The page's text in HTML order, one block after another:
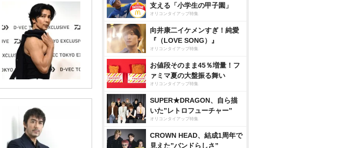
支える「小学生の甲子園」
オリコンタイアップ特集
向井康二イケメンすぎ！純愛
『（LOVE SONG）』
オリコンタイアップ特集
お値段そのまま45％増量！フ
ァミマ夏の大盤振る舞い
オリコンタイアップ特集
SUPER★DRAGON、自ら描
いた”レトロフューチャー”
オリコンタイアップ特集
CROWN HEAD、結成1周年で
見えた”バンドらしさ”